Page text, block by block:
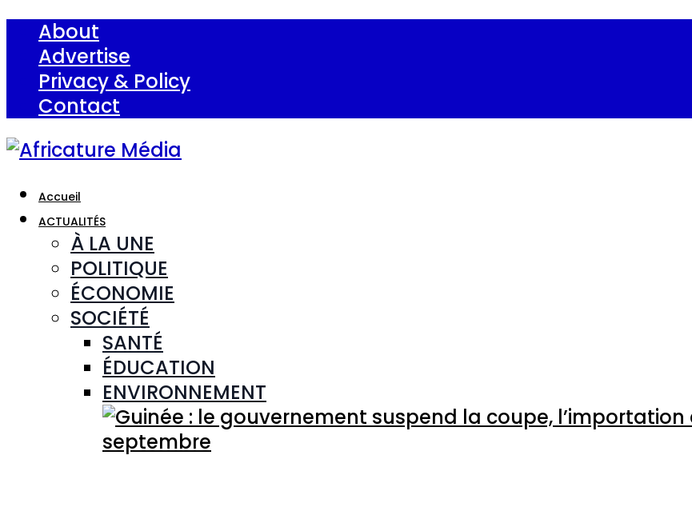
About
Advertise
Privacy & Policy
Contact
Accueil
ACTUALITÉS
À LA UNE
POLITIQUE
ÉCONOMIE
SOCIÉTÉ
SANTÉ
ÉDUCATION
ENVIRONNEMENT